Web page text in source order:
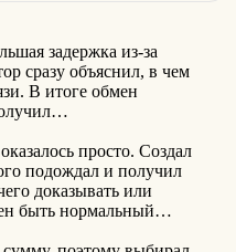
задержка из-за
сразу объяснил, в чем
В итоге обмен
просто. Создал
подождал и получил
доказывать или
быть нормальный…